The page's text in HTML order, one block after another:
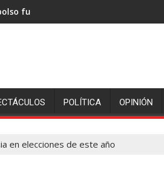
fue sorprendida por asaltantes
POLÍTICA OPINIÓN
en elecciones de este año